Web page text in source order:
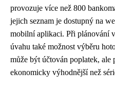
provozuje více než 800
jejich seznam je dostupný na
mobilní aplikaci. Při plánování
úvahu také možnost výběru
může být účtován poplatek, ale
ekonomicky výhodnější než